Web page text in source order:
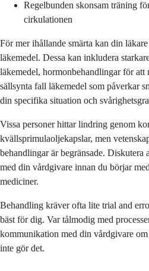
Regelbunden skonsam träning
cirkulationen
För mer ihållande smärta kan din
läkemedel. Dessa kan inkludera
läkemedel, hormonbehandlingar för att
sällsynta fall läkemedel som påverkar
din specifika situation och
Vissa personer hittar lindring genom
kvällsprimulaoljekapslar, men
behandlingar är begränsade.
med din vårdgivare innan du börjar
mediciner.
Behandling kräver ofta lite trial and
bäst för dig. Var tålmodig med
kommunikation med din vårdgivare
inte gör det.